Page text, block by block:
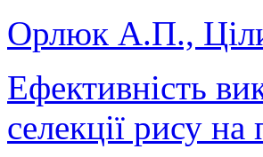
Орлюк А.П.,
Ефективність
селекції рису